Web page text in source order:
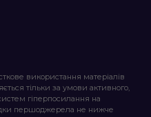
використання матеріалів
тільки за умови активного,
гіперпосилання на
першоджерела не нижче